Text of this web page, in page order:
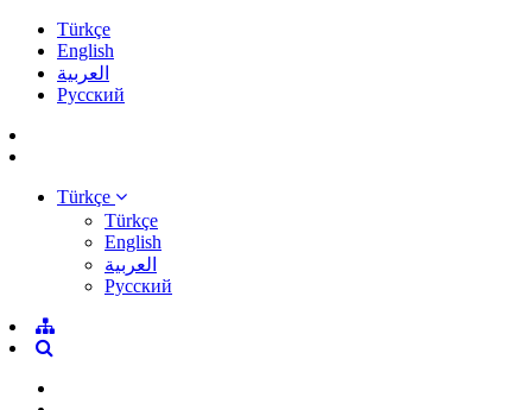
Türkçe
English
العربية
Pусский
Türkçe
Türkçe
English
العربية
Pусский